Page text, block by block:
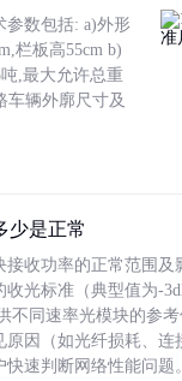
参数包括: a)外形
栏板高55cm b)
,最大允许总重
车辆外廓尺寸及
少是正常
接收功率的正常范围及
收光标准（典型值为-
不同速率光模块的参
因（如光纤损耗、连
速判断网络性能问题。